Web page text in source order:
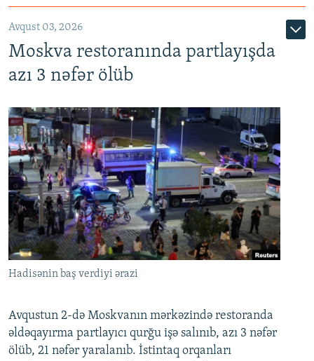
Avqust 03, 2026
Moskva restoranında partlayışda
azı 3 nəfər ölüb
Hadisənin baş verdiyi ərazi
Avqustun 2-də Moskvanın mərkəzində restoranda
əldəqayırma partlayıcı qurğu işə salınıb, azı 3 nəfər
ölüb, 21 nəfər yaralanıb. İstintaq orqanları